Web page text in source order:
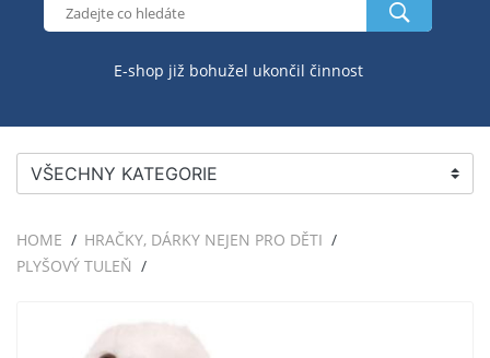
E-shop již bohužel ukončil činnost
VŠECHNY KATEGORIE
HOME
HRAČKY, DÁRKY NEJEN PRO DĚTI
PLYŠOVÝ TULEŇ